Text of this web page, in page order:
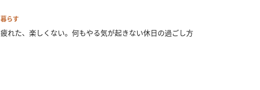
暮らす
疲れた、楽しくない。何もやる気が起きない休日の過ごし方